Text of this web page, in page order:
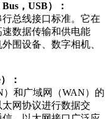
，USB）：
总线接口标准。它在
数据传输和供电能
围设备、数字相机、
：
和广域网（WAN）的
网协议进行数据交